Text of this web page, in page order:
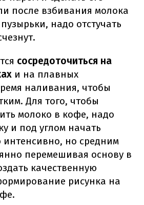
после взбивания молока
надо отстучать
сосредоточиться на
и на плавных
наливания, чтобы
Для того, чтобы
молоко в кофе, надо
и под углом начать
интенсивно, но средним
перемешивая основу в
качественную
рисунка на